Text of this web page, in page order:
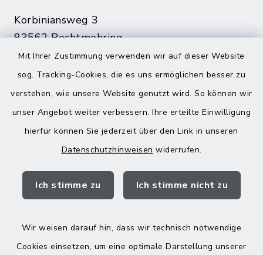
Mit Ihrer Zustimmung verwenden wir auf dieser Website
sog. Tracking-Cookies, die es uns ermöglichen besser zu
verstehen, wie unsere Website genutzt wird. So können wir
unser Angebot weiter verbessern. Ihre erteilte Einwilligung
hierfür können Sie jederzeit über den Link in unseren
Datenschutzhinweisen widerrufen.
Ich stimme zu Ich stimme nicht zu
Wir weisen darauf hin, dass wir technisch notwendige
Cookies einsetzen, um eine optimale Darstellung unserer
Korbiniansweg 3
83562 Rechtmehring
08076 499
08076 8595
poststelle@vg-maitenbeth.de
Landratsamt Mühldorf